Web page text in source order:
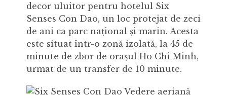
decor uluitor pentru hotelul Six
Senses Con Dao, un loc protejat de zeci
de ani ca parc național și marin. Acesta
este situat într-o zonă izolată, la 45 de
minute de zbor de orașul Ho Chi Minh,
urmat de un transfer de 10 minute.